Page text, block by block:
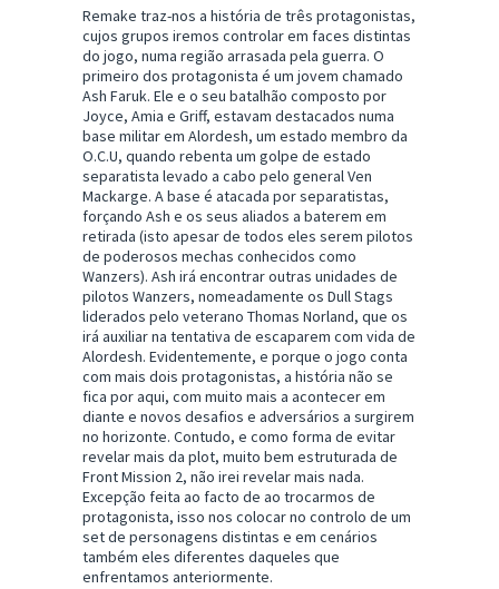
Remake traz-nos a história de três protagonistas,
cujos grupos iremos controlar em faces distintas
do jogo, numa região arrasada pela guerra. O
primeiro dos protagonista é um jovem chamado
Ash Faruk. Ele e o seu batalhão composto por
Joyce, Amia e Griff, estavam destacados numa
base militar em Alordesh, um estado membro da
O.C.U, quando rebenta um golpe de estado
separatista levado a cabo pelo general Ven
Mackarge. A base é atacada por separatistas,
forçando Ash e os seus aliados a baterem em
retirada (isto apesar de todos eles serem pilotos
de poderosos mechas conhecidos como
Wanzers). Ash irá encontrar outras unidades de
pilotos Wanzers, nomeadamente os Dull Stags
liderados pelo veterano Thomas Norland, que os
irá auxiliar na tentativa de escaparem com vida de
Alordesh. Evidentemente, e porque o jogo conta
com mais dois protagonistas, a história não se
fica por aqui, com muito mais a acontecer em
diante e novos desafios e adversários a surgirem
no horizonte. Contudo, e como forma de evitar
revelar mais da plot, muito bem estruturada de
Front Mission 2, não irei revelar mais nada.
Excepção feita ao facto de ao trocarmos de
protagonista, isso nos colocar no controlo de um
set de personagens distintas e em cenários
também eles diferentes daqueles que
enfrentamos anteriormente.